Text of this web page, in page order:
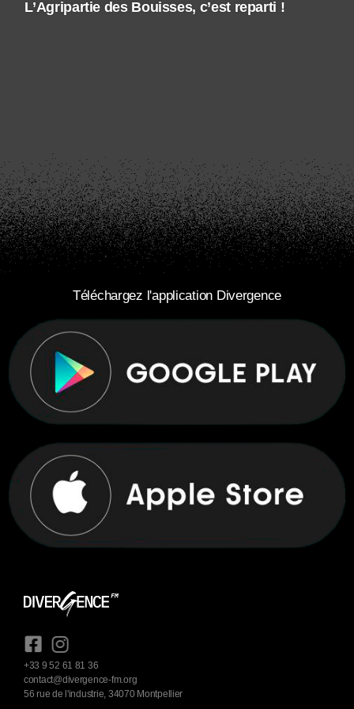
L’Agripartie des Bouisses, c’est reparti !
Téléchargez l'application Divergence
+33 9 52 61 81 36
contact@divergence-fm.org
56 rue de l'industrie, 34070 Montpellier